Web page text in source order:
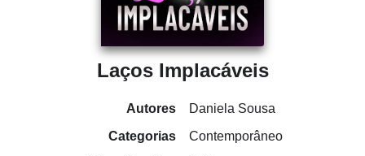
Laços Implacáveis
Autores
Daniela Sousa
Categorias
Contemporâneo